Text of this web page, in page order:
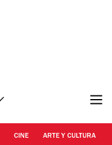
CINE ARTE Y CULTURA